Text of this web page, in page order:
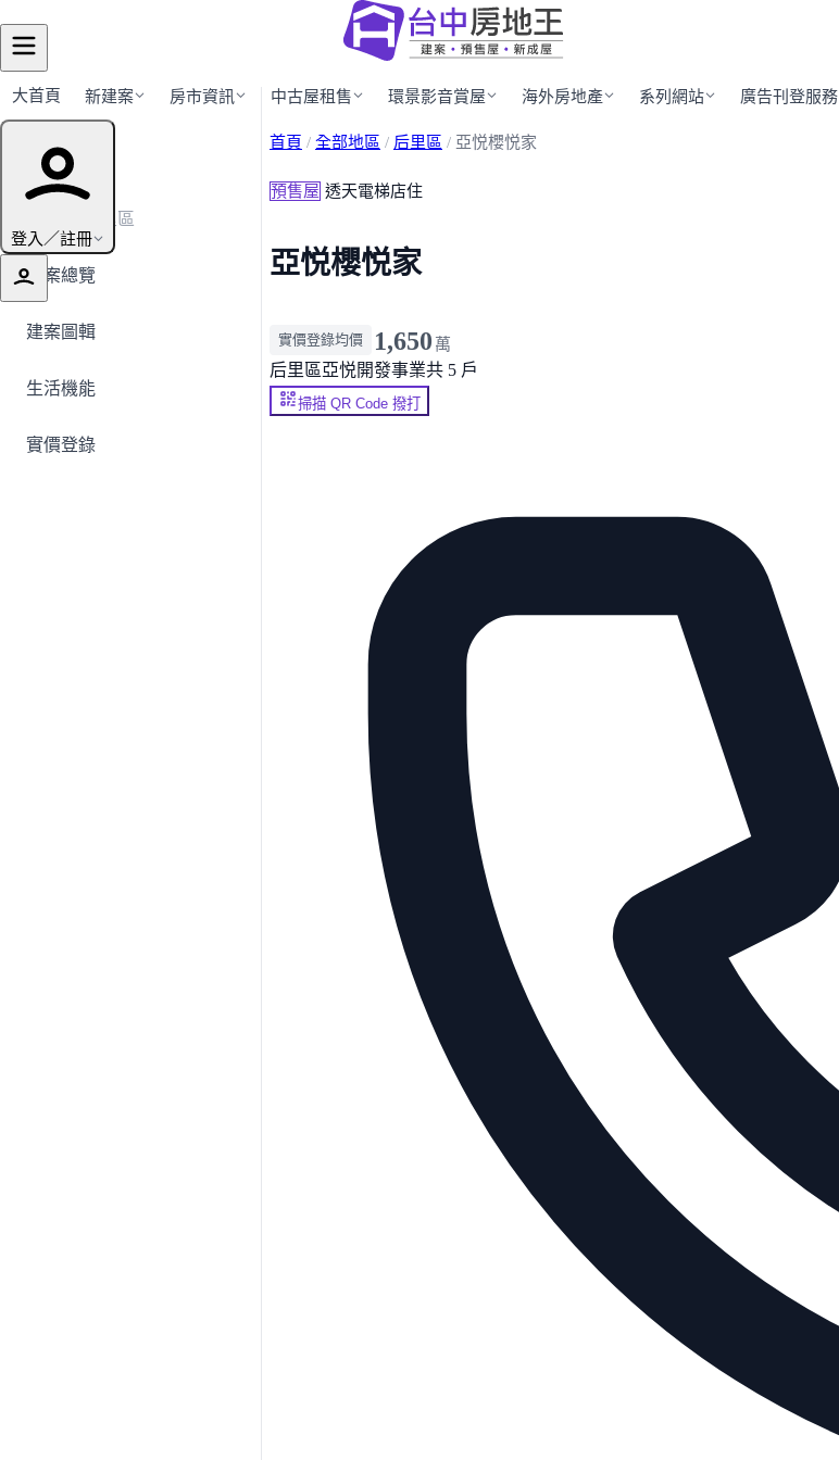
大首頁 新建案 房市資訊 中古屋租售 環景影音賞屋 海外房地產 系列網站 廣告刊登服務
登入／註冊
建案導覽
← 返回后里區
建案總覽
建案圖輯
生活機能
實價登錄
首頁 / 全部地區 / 后里區 / 亞悦櫻悦家
預售屋 透天電梯店住
亞悦櫻悦家
實價登錄均價 1,650 萬
后里區 亞悦開發事業共 5 戶
掃描 QR Code 撥打